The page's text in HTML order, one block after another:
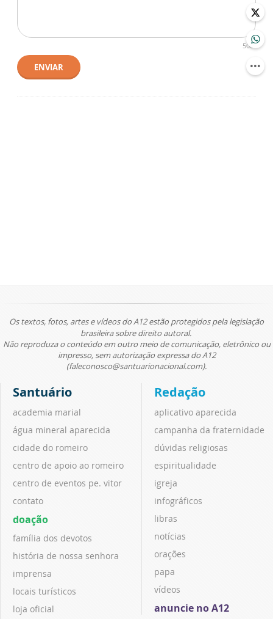
500
ENVIAR
Os textos, fotos, artes e vídeos do A12 estão protegidos pela legislação
brasileira sobre direito autoral.
Não reproduza o conteúdo em outro meio de comunicação, eletrônico ou
impresso, sem autorização expressa do A12
(faleconosco@santuarionacional.com).
Santuário
academia marial
água mineral aparecida
cidade do romeiro
centro de apoio ao romeiro
centro de eventos pe. vitor
contato
doação
família dos devotos
história de nossa senhora
imprensa
locais turísticos
loja oficial
Redação
aplicativo aparecida
campanha da fraternidade
dúvidas religiosas
espiritualidade
igreja
infográficos
libras
notícias
orações
papa
vídeos
anuncie no A12